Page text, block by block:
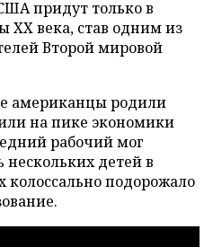
придут только в
XX века, став одним из
Второй мировой
американцы родили
на пике экономики
рабочий мог
детей в
колоссально подорожало